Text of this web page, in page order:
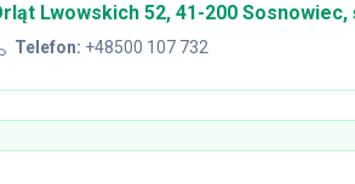
Lwowskich 52, 41-200 Sosnowiec,
Telefon: +48500 107 732